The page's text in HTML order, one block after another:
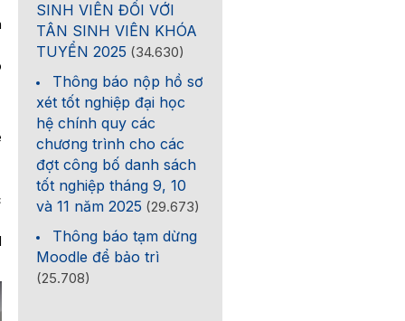
SINH VIÊN ĐỐI VỚI
TÂN SINH VIÊN KHÓA
TUYỂN 2025 (34.630)
Thông báo nộp hồ sơ
xét tốt nghiệp đại học
hệ chính quy các
chương trình cho các
đợt công bố danh sách
tốt nghiệp tháng 9, 10
và 11 năm 2025 (29.673)
Thông báo tạm dừng
Moodle để bảo trì
(25.708)